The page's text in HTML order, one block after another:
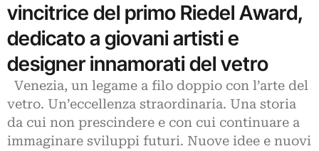
vincitrice del primo Riedel Award,
dedicato a giovani artisti e
designer innamorati del vetro
Venezia, un legame a filo doppio con l’arte del
vetro. Un’eccellenza straordinaria. Una storia
da cui non prescindere e con cui continuare a
immaginare sviluppi futuri. Nuove idee e nuovi